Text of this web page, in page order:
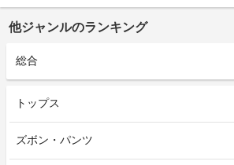
他ジャンルのランキング
総合
トップス
ズボン・パンツ